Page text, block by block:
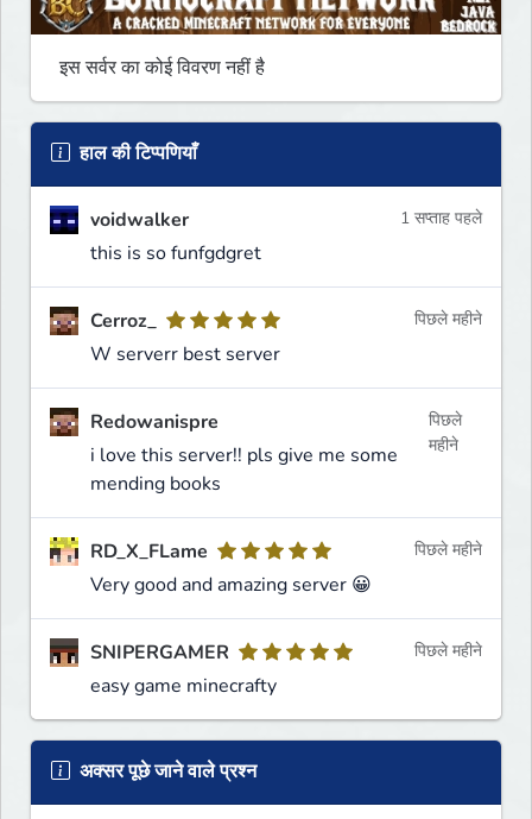
इस सर्वर का कोई विवरण नहीं है
हाल की टिप्पणियाँ
voidwalker
this is so funfgdgret
1 सप्ताह पहले
Cerroz_
W serverr best server
पिछले महीने
Redowanispre
i love this server!! pls give me some
mending books
पिछले
महीने
RD_X_FLame
Very good and amazing server 😀
पिछले महीने
SNIPERGAMER
easy game minecrafty
पिछले महीने
अक्सर पूछे जाने वाले प्रश्न